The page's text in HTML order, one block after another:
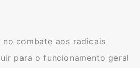
combate aos radicais
para o funcionamento geral